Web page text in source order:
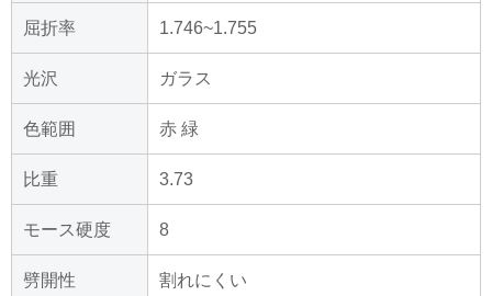
屈折率 1.746~1.755
光沢 ガラス
色範囲 赤 緑
比重 3.73
モース硬度 8
劈開性 割れにくい